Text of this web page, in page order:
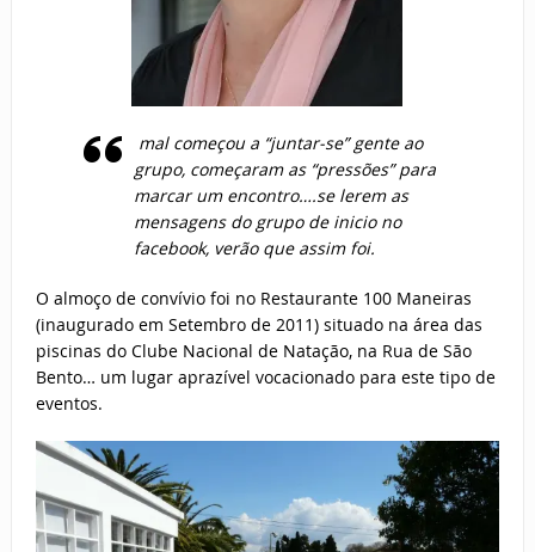
mal começou a “juntar-se” gente ao
grupo, começaram as “pressões” para
marcar um encontro….se lerem as
mensagens do grupo de inicio no
facebook, verão que assim foi.
O almoço de convívio foi no Restaurante 100 Maneiras
(inaugurado em Setembro de 2011) situado na área das
piscinas do Clube Nacional de Natação, na Rua de São
Bento… um lugar aprazível vocacionado para este tipo de
eventos.